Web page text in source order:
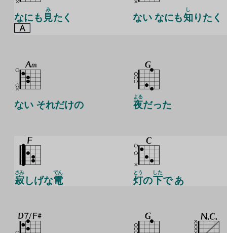
なにも 見
み
たく ない なにも知
し
りたく
ない それだけの 夜
よる
だった
寂
さみ
しげな電
でん
灯
とう
の下
した
で あ